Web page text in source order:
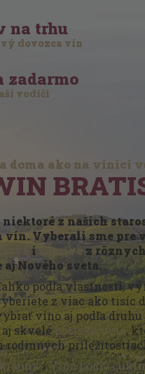
na trhu
dovozca vín
zadarmo
vodiči
doma ako na vinici
niektoré z našich
vín. Vyberali sme pre
i šumivéz
aj Nového sveta.
podľa vlastností,
z viac ako tisíc
víno aj podľa
aj skveléportské vína,
rodinných
/Vína podľa